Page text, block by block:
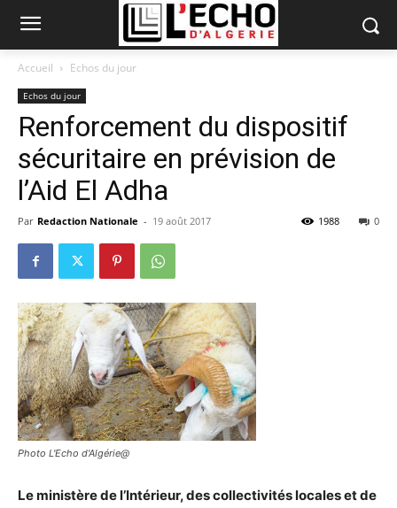
Accueil Echos du jour
Echos du jour
Renforcement du dispositif
sécuritaire en prévision de
l’Aid El Adha
Par Redaction Nationale - 19 août 2017 0
1988
Photo L'Echo d'Algérie@
Le ministère de l’Intérieur, des collectivités locales et de